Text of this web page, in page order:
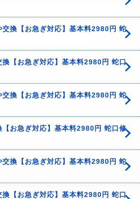
交換【お急ぎ対応】基本料2980円 蛇
換【お急ぎ対応】基本料2980円 蛇口
交換【お急ぎ対応】基本料2980円 蛇
【お急ぎ対応】基本料2980円 蛇口修
交換【お急ぎ対応】基本料2980円 蛇
換【お急ぎ対応】基本料2980円 蛇口